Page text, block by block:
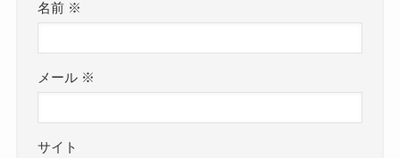
名前 ※
メール ※
サイト